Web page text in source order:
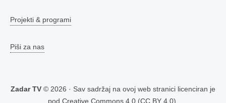
Projekti & programi
Piši za nas
Zadar TV © 2026 · Sav sadržaj na ovoj web stranici licenciran je
pod Creative Commons 4.0 (CC BY 4.0)